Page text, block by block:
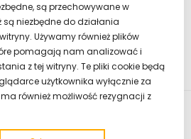
Regulamin
prywatności
są przechowywane w
niezbędne do działania
Używamy również plików
pomagają nam analizować i
z tej witryny. Te pliki cookie będą
użytkownika wyłącznie za
również możliwość rezygnacji z